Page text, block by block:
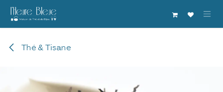
Se rendre au contenu
Thé & Tisane